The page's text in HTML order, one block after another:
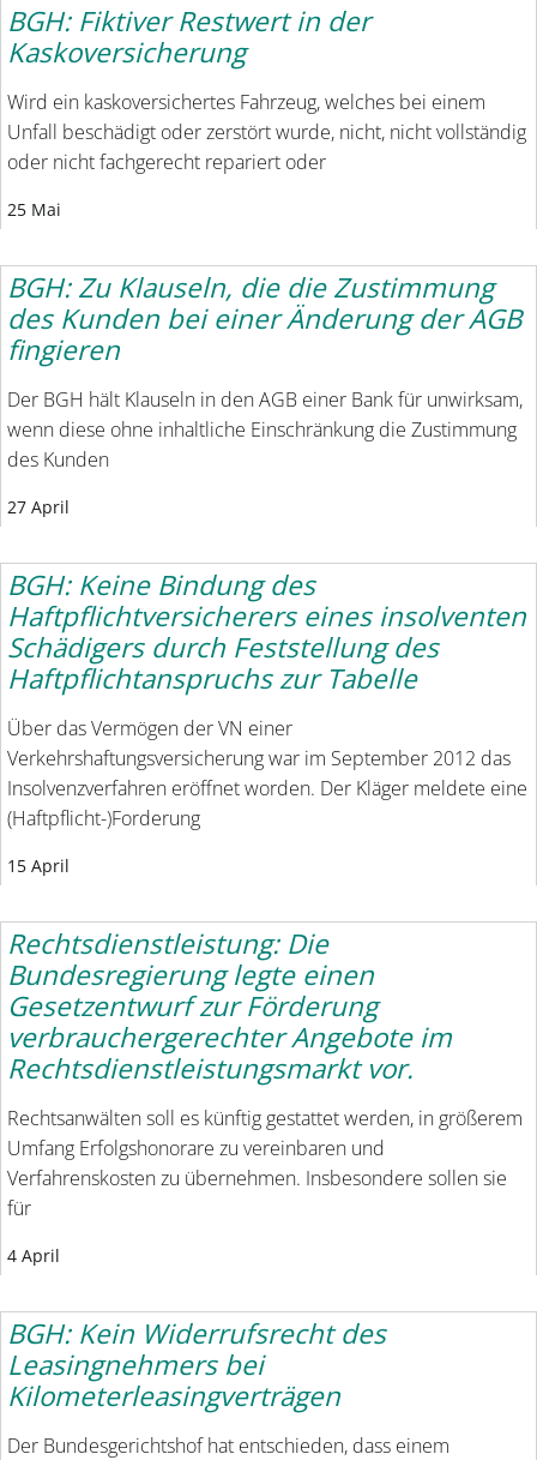
BGH: Fiktiver Restwert in der
Kaskoversicherung
Wird ein kaskoversichertes Fahrzeug, welches bei einem
Unfall beschädigt oder zerstört wurde, nicht, nicht vollständig
oder nicht fachgerecht repariert oder
25 Mai
BGH: Zu Klauseln, die die Zustimmung
des Kunden bei einer Änderung der AGB
fingieren
Der BGH hält Klauseln in den AGB einer Bank für unwirksam,
wenn diese ohne inhaltliche Einschränkung die Zustimmung
des Kunden
27 April
BGH: Keine Bindung des
Haftpflichtversicherers eines insolventen
Schädigers durch Feststellung des
Haftpflichtanspruchs zur Tabelle
Über das Vermögen der VN einer
Verkehrshaftungsversicherung war im September 2012 das
Insolvenzverfahren eröffnet worden. Der Kläger meldete eine
(Haftpflicht-)Forderung
15 April
Rechtsdienstleistung: Die
Bundesregierung legte einen
Gesetzentwurf zur Förderung
verbrauchergerechter Angebote im
Rechtsdienstleistungsmarkt vor.
Rechtsanwälten soll es künftig gestattet werden, in größerem
Umfang Erfolgshonorare zu vereinbaren und
Verfahrenskosten zu übernehmen. Insbesondere sollen sie
für
4 April
BGH: Kein Widerrufsrecht des
Leasingnehmers bei
Kilometerleasingverträgen
Der Bundesgerichtshof hat entschieden, dass einem